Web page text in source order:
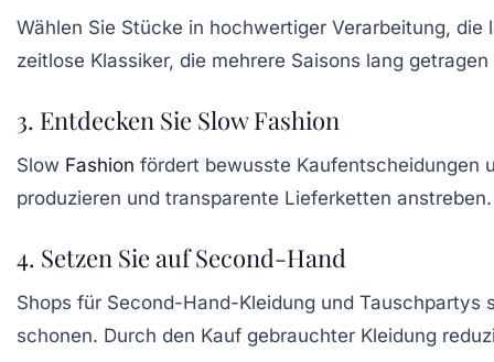
Wählen Sie Stücke in hochwertiger Verarbeitung, die
zeitlose Klassiker, die mehrere Saisons lang
3. Entdecken Sie Slow Fashion
Slow Fashion fördert bewusste Kaufentscheidungen
produzieren und transparente Lieferketten anstreben.
4. Setzen Sie auf Second-Hand
Shops für Second-Hand-Kleidung und Tauschpartys
schonen. Durch den Kauf gebrauchter Kleidung